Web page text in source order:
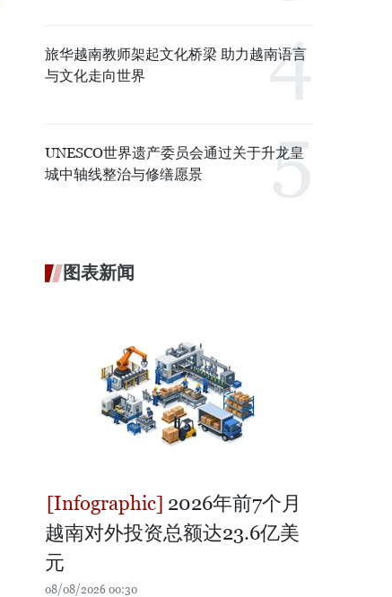
旅华越南教师架起文化桥梁 助力越南语言
与文化走向世界
UNESCO世界遗产委员会通过关于升龙皇
城中轴线整治与修缮愿景
图表新闻
2026年前7个月
越南对外投资总额达23.6亿美
元
08/08/2026 00:30